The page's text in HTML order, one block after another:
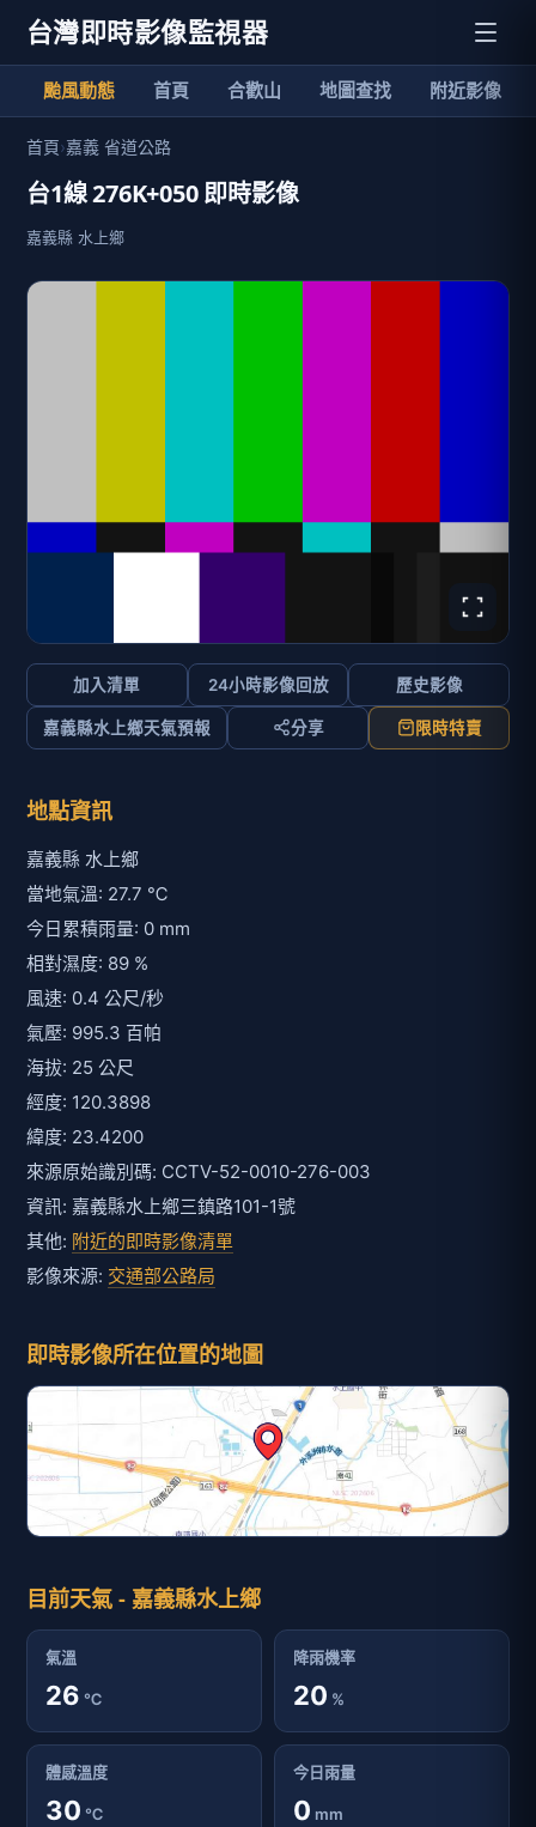
台灣即時影像監視器
颱風動態 首頁 合歡山 地圖查找 附近影像
首頁›嘉義 省道公路
台1線 276K+050 即時影像
嘉義縣 水上鄉
加入清單 24小時影像回放 歷史影像
嘉義縣水上鄉天氣預報 分享 限時特賣
地點資訊
嘉義縣 水上鄉
當地氣溫: 27.7 ℃
今日累積雨量: 0 mm
相對濕度: 89 %
風速: 0.4 公尺/秒
氣壓: 995.3 百帕
海拔: 25 公尺
經度: 120.3898
緯度: 23.4200
來源原始識別碼: CCTV-52-0010-276-003
資訊: 嘉義縣水上鄉三鎮路101-1號
其他: 附近的即時影像清單
影像來源: 交通部公路局
即時影像所在位置的地圖
目前天氣 - 嘉義縣水上鄉
氣溫
26 ℃
降雨機率
20 %
體感溫度
30 ℃
今日雨量
0 mm